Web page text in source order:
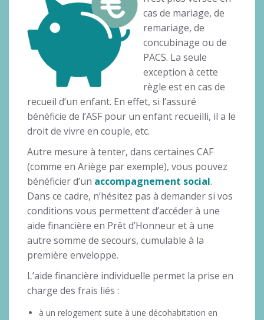
cas de mariage, de
remariage, de
concubinage ou de
PACS. La seule
exception à cette
règle est en cas de
recueil d’un enfant. En effet, si l’assuré
bénéficie de l’ASF pour un enfant recueilli, il a le
droit de vivre en couple, etc.
Autre mesure à tenter, dans certaines CAF
(comme en Ariège par exemple), vous pouvez
bénéficier d’un accompagnement social.
Dans ce cadre, n’hésitez pas à demander si vos
conditions vous permettent d’accéder à une
aide financière en Prêt d’Honneur et à une
autre somme de secours, cumulable à la
première enveloppe.
L’aide financière individuelle permet la prise en
charge des frais liés :
à un relogement suite à une décohabitation en